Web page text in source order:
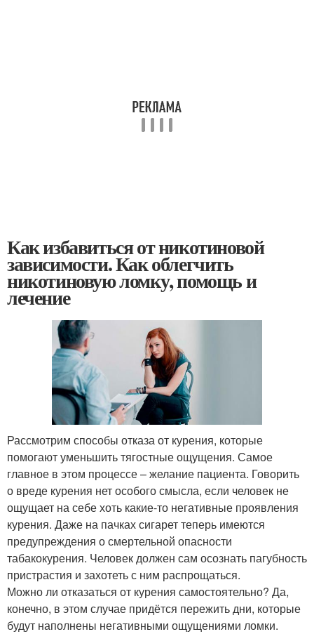
Как избавиться от никотиновой
зависимости. Как облегчить
никотиновую ломку, помощь и
лечение
Рассмотрим способы отказа от курения, которые
помогают уменьшить тягостные ощущения. Самое
главное в этом процессе – желание пациента. Говорить
о вреде курения нет особого смысла, если человек не
ощущает на себе хоть какие-то негативные проявления
курения. Даже на пачках сигарет теперь имеются
предупреждения о смертельной опасности
табакокурения. Человек должен сам осознать пагубность
пристрастия и захотеть с ним распрощаться.
Можно ли отказаться от курения самостоятельно? Да,
конечно, в этом случае придётся пережить дни, которые
будут наполнены негативными ощущениями ломки.